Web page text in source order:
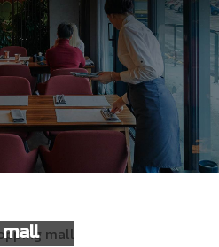
mall